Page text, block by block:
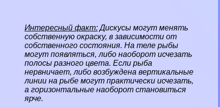
Интересный факт:Дискусы могут менять
собственную окраску, в зависимости от
собственного состояния. На теле рыбы
могут появляться, либо наоборот исчезать
полосы разного цвета. Если рыба
нервничает, либо возбуждена вертикальные
линии на рыбе могут пpaктически исчезать,
а горизонтальные наоборот становиться
ярче.